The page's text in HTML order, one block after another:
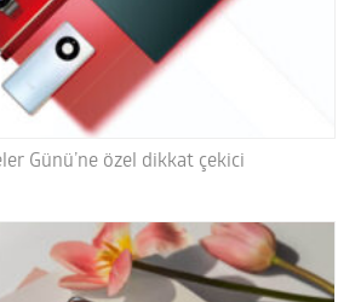
Günü’ne özel dikkat çekici